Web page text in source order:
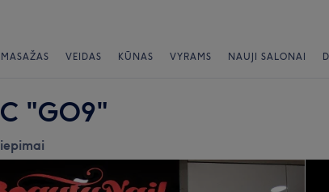
MASAŽAS VEIDAS KŪNAS VYRAMS NAUJI SALONAI
"GO9"